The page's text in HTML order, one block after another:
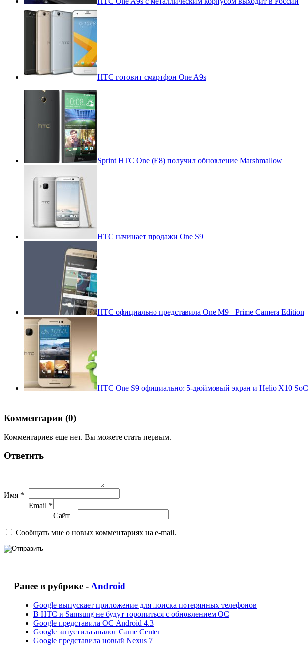
HTC готовит смартфон One A9s
Sprint HTC One (E8) получил обновление Marshmallow
HTC начинает продажи One S9
HTC официально представила One M9+ Prime Camera Edition
HTC One S9 официально: 5-дюймовый экран и Helio X10 SoC
Комментарии (0)
Комментариев еще нет. Вы можете стать первым.
Ответить
Имя *
Email *
Сайт
Сообщать мне о новых комментариях на e-mail.
Ранее в рубрике - Android
Google выпускает приложение для поиска потерянных телефонов
В HTC и Samsung не будут торопиться с обновлением ОС
Google представила ОС Android 4.3
Google запустила аналог Game Center
Google представила новый Nexus 7